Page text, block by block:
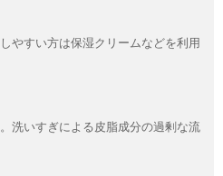
やすい方は保湿クリームなどを利用
洗いすぎによる皮脂成分の過剰な流